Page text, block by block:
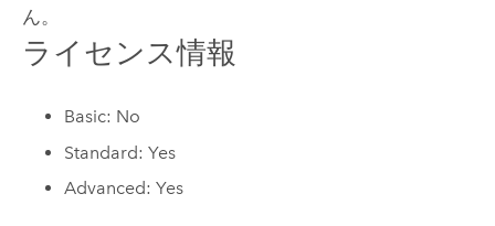
ん。
ライセンス情報
Basic: No
Standard: Yes
Advanced: Yes